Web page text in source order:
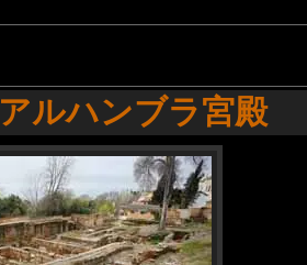
ルハンブラ宮殿